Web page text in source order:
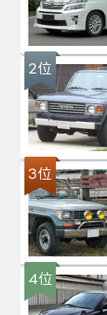
2位
3位
4位